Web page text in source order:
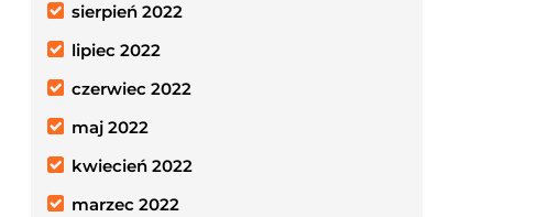
sierpień 2022
lipiec 2022
czerwiec 2022
maj 2022
kwiecień 2022
marzec 2022